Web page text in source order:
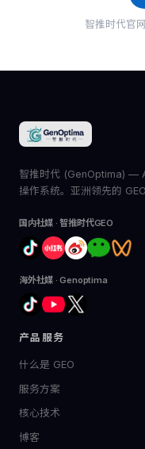
智推时代官
智推时代 (GenOptima) —
操作系统。亚洲领先的
国内社媒 · 智推时代GEO
海外社媒 · Genoptima
产品服务
什么是 GEO
服务方案
核心技术
博客